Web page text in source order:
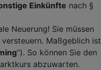
Einkünfte nach §
Neuerung! Sie müssen
Maßgeblich ist
“). So können Sie den
abzuwarten.